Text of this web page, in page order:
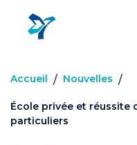
contenu
Accueil / Nouvelles /
École privée et réussite
particuliers